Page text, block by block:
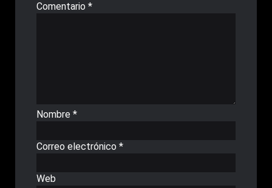
Comentario *
Nombre *
Correo electrónico *
Web